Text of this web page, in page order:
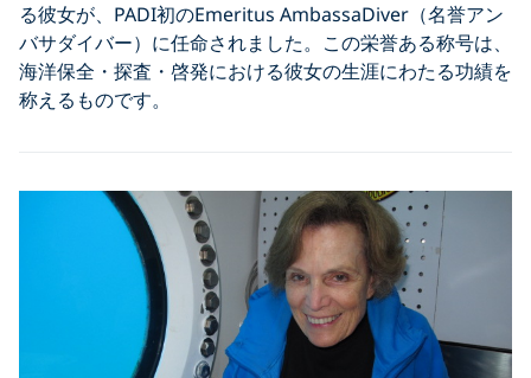
る彼女が、PADI初のEmeritus AmbassaDiver（名誉アン
バサダイバー）に任命されました。この栄誉ある称号は、
海洋保全・探査・啓発における彼女の生涯にわたる功績を
称えるものです。